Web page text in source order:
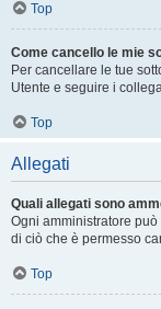
Top
Come cancello le mie
Per cancellare le tue
Utente e seguire i
Top
Allegati
Quali allegati sono
Ogni amministratore
di ciò che è permesso
Top